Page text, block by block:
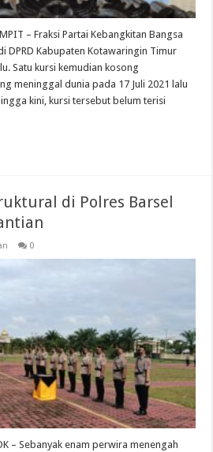
– Fraksi Partai Kebangkitan Bangsa
DPRD Kabupaten Kotawaringin Timur
Satu kursi kemudian kosong
meninggal dunia pada 17 Juli 2021 lalu
kini, kursi tersebut belum terisi
di Polres Barsel
0
– Sebanyak enam perwira menengah